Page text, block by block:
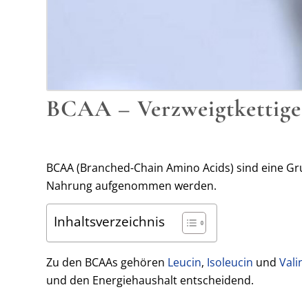
BCAA –
BCAA (Branched-Chain Amino Acids) sind eine
Nahrung aufgenommen werden.
Inhaltsverzeichnis
Zu den BCAAs gehören Leucin, Isoleucin und
und den Energiehaushalt entscheidend.